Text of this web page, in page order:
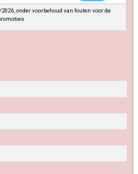
onder voorbehoud van fouten voor de